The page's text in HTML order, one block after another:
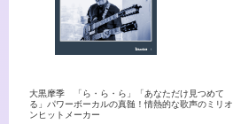
大黒摩季 「ら・ら・ら」「あなただけ見つめて
る」パワーボーカルの真髄！情熱的な歌声のミリオ
ンヒットメーカー